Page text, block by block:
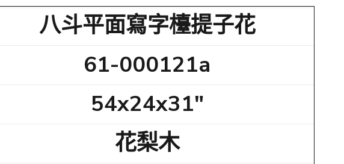
八斗平面寫字檯提子花
61-000121a
54x24x31"
花梨木